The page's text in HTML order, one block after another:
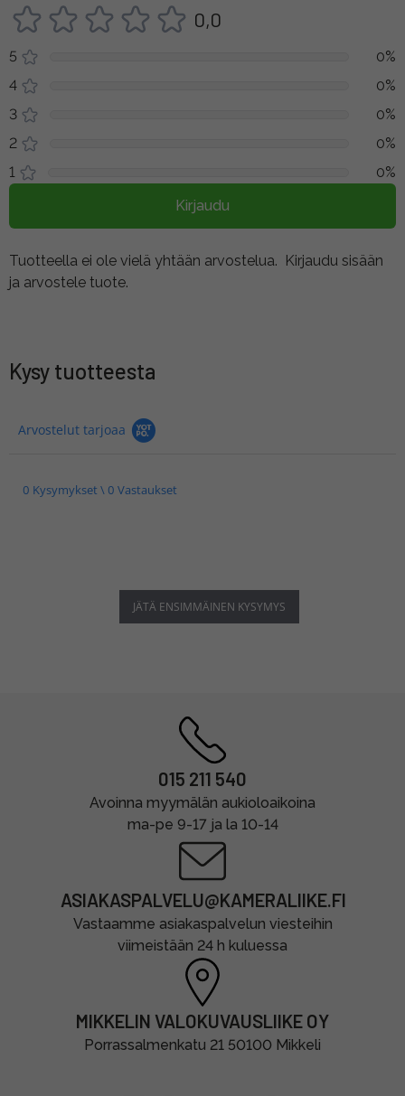
0,0
5
0%
4
0%
3
0%
2
0%
1
0%
Kirjaudu
Tuotteella ei ole vielä yhtään arvostelua. Kirjaudu sisään
ja arvostele tuote.
Kysy tuotteesta
Arvostelut tarjoaa
0 Kysymykset \ 0 Vastaukset
JÄTÄ ENSIMMÄINEN KYSYMYS
015 211 540
Avoinna myymälän aukioloaikoina
ma-pe 9-17 ja la 10-14
ASIAKASPALVELU@KAMERALIIKE.FI
Vastaamme asiakaspalvelun viesteihin
viimeistään 24 h kuluessa
MIKKELIN VALOKUVAUSLIIKE OY
Porrassalmenkatu 21 50100 Mikkeli